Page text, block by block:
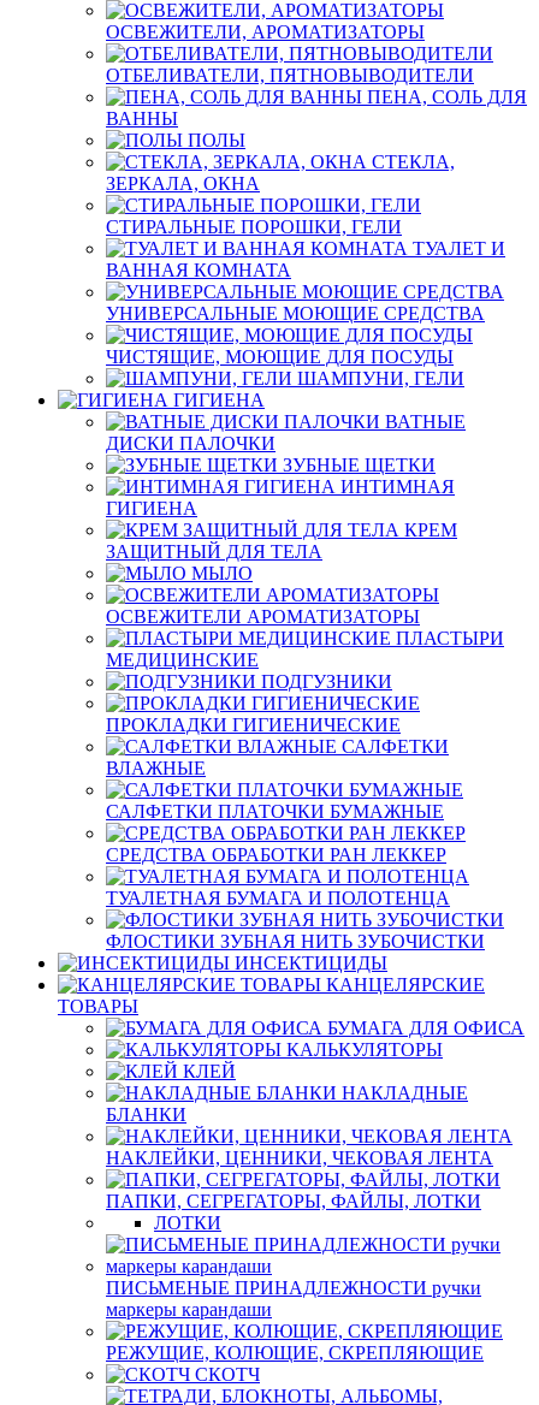
ОСВЕЖИТЕЛИ, АРОМАТИЗАТОРЫ
ОТБЕЛИВАТЕЛИ, ПЯТНОВЫВОДИТЕЛИ
ПЕНА, СОЛЬ ДЛЯ
ВАННЫ
ПОЛЫ
СТЕКЛА,
ЗЕРКАЛА, ОКНА
СТИРАЛЬНЫЕ ПОРОШКИ, ГЕЛИ
ТУАЛЕТ И
ВАННАЯ КОМНАТА
УНИВЕРСАЛЬНЫЕ МОЮЩИЕ СРЕДСТВА
ЧИСТЯЩИЕ, МОЮЩИЕ ДЛЯ ПОСУДЫ
ШАМПУНИ, ГЕЛИ
ГИГИЕНА
ВАТНЫЕ
ДИСКИ ПАЛОЧКИ
ЗУБНЫЕ ЩЕТКИ
ИНТИМНАЯ
ГИГИЕНА
КРЕМ
ЗАЩИТНЫЙ ДЛЯ ТЕЛА
МЫЛО
ОСВЕЖИТЕЛИ АРОМАТИЗАТОРЫ
ПЛАСТЫРИ
МЕДИЦИНСКИЕ
ПОДГУЗНИКИ
ПРОКЛАДКИ ГИГИЕНИЧЕСКИЕ
САЛФЕТКИ
ВЛАЖНЫЕ
САЛФЕТКИ ПЛАТОЧКИ БУМАЖНЫЕ
СРЕДСТВА ОБРАБОТКИ РАН ЛЕККЕР
ТУАЛЕТНАЯ БУМАГА И ПОЛОТЕНЦА
ФЛОСТИКИ ЗУБНАЯ НИТЬ ЗУБОЧИСТКИ
ИНСЕКТИЦИДЫ
КАНЦЕЛЯРСКИЕ
ТОВАРЫ
БУМАГА ДЛЯ ОФИСА
КАЛЬКУЛЯТОРЫ
КЛЕЙ
НАКЛАДНЫЕ
БЛАНКИ
НАКЛЕЙКИ, ЦЕННИКИ, ЧЕКОВАЯ ЛЕНТА
ПАПКИ, СЕГРЕГАТОРЫ, ФАЙЛЫ, ЛОТКИ
ЛОТКИ
ПИСЬМЕНЫЕ ПРИНАДЛЕЖНОСТИ ручки
маркеры карандаши
РЕЖУЩИЕ, КОЛЮЩИЕ, СКРЕПЛЯЮЩИЕ
СКОТЧ